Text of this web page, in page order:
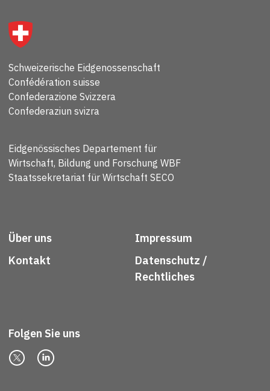
Schweizerische Eidgenossenschaft
Confédération suisse
Confederazione Svizzera
Confederaziun svizra
Eidgenössisches Departement für
Wirtschaft, Bildung und Forschung WBF
Staatssekretariat für Wirtschaft SECO
Über uns
Kontakt
Impressum
Datenschutz /
Rechtliches
Folgen Sie uns